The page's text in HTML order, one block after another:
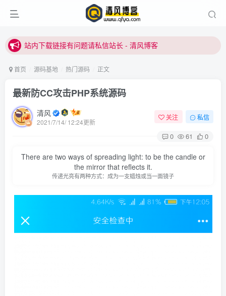
站内下载链接有问题请私信站长 - 清风博客
站内下载链接有问题请私信站长 - 清风博客
首页 源码基地 热门源码 正文
最新防CC攻击PHP系统源码
清风
2021/7/14/ 12:24更新
关注 私信
0 61 0
There are two ways of spreading light: to be the candle or
the mirror that reflects it.
传递光亮有两种方式：成为一支蜡烛或当一面镜子
登录
没有账号？立即注册